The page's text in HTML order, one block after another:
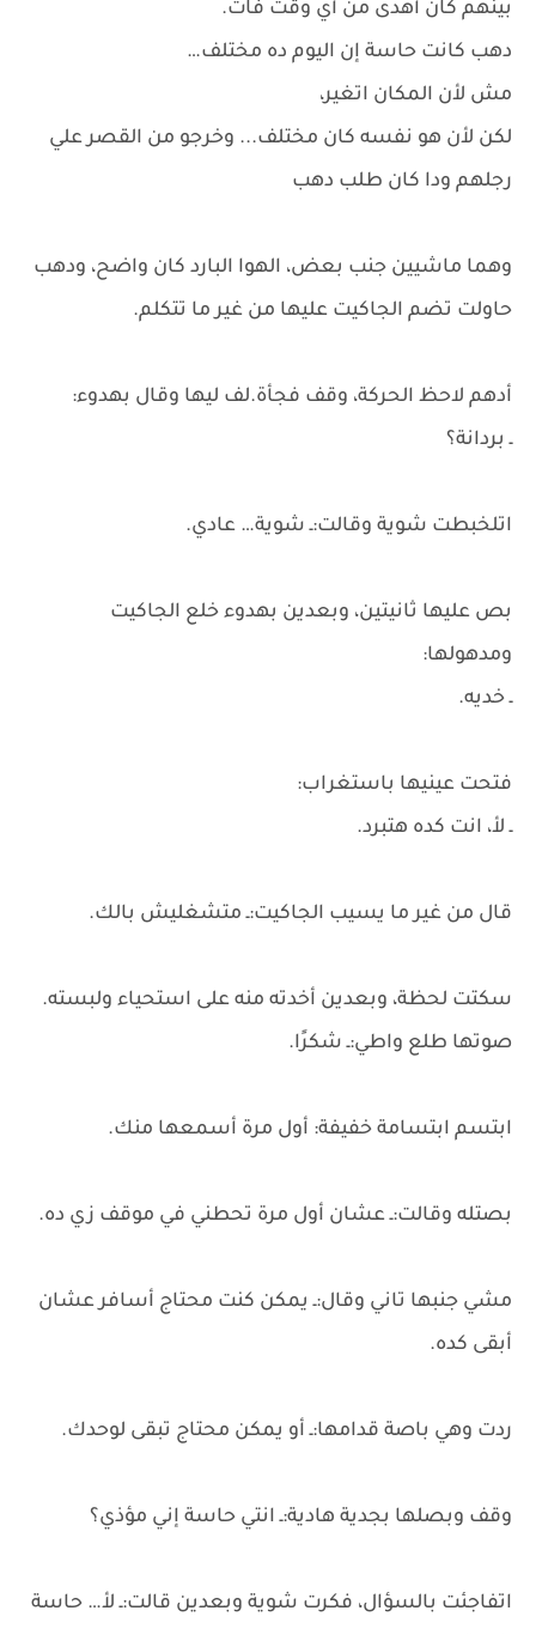
بينهم كان أهدى من أي وقت فات.
دهب كانت حاسة إن اليوم ده مختلف…
مش لأن المكان اتغير،
لكن لأن هو نفسه كان مختلف... وخرجو من القصر علي
رجلهم ودا كان طلب دهب
وهما ماشيين جنب بعض، الهوا البارد كان واضح، ودهب
حاولت تضم الجاكيت عليها من غير ما تتكلم.
أدهم لاحظ الحركة، وقف فجأة.لف ليها وقال بهدوء:
ـ بردانة؟
اتلخبطت شوية وقالت:ـ شوية… عادي.
بص عليها ثانيتين، وبعدين بهدوء خلع الجاكيت
ومدهولها:
ـ خديه.
فتحت عينيها باستغراب:
ـ لأ، انت كده هتبرد.
قال من غير ما يسيب الجاكيت:ـ متشغليش بالك.
سكتت لحظة، وبعدين أخدته منه على استحياء ولبسته.
صوتها طلع واطي:ـ شكرًا.
ابتسم ابتسامة خفيفة: أول مرة أسمعها منك.
بصتله وقالت:ـ عشان أول مرة تحطني في موقف زي ده.
مشي جنبها تاني وقال:ـ يمكن كنت محتاج أسافر عشان
أبقى كده.
ردت وهي باصة قدامها:ـ أو يمكن محتاج تبقى لوحدك.
وقف وبصلها بجدية هادية:ـ انتي حاسة إني مؤذي؟
اتفاجئت بالسؤال، فكرت شوية وبعدين قالت:ـ لأ… حاسة